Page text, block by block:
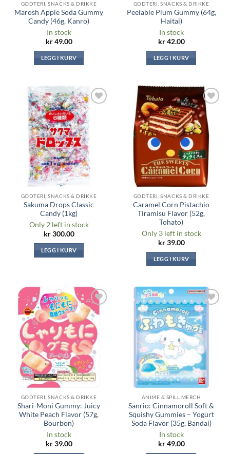
GODTERI, SNACKS & DRIKKE
Marosh Apple Soda Gummy
Candy (46g, Kanro)
In stock
kr49.00
LEGG I KURV
GODTERI, SNACKS & DRIKKE
Peelable Plum Gummy (64g,
Haitai)
In stock
kr42.00
LEGG I KURV
Legg til i
ønskeliste
GODTERI, SNACKS & DRIKKE
Sakuma Drops Classic
Candy (1kg)
Only 2 left in stock
kr300.00
LEGG I KURV
Legg til i
ønskeliste
GODTERI, SNACKS & DRIKKE
Caramel Corn Pistachio
Tiramisu Flavor (52g,
Tohato)
Only 3 left in stock
kr39.00
LEGG I KURV
Legg til i
ønskeliste
GODTERI, SNACKS & DRIKKE
Shari-Moni Gummy: Juicy
White Peach Flavor (57g,
Bourbon)
In stock
kr39.00
Legg til i
ønskeliste
ANIME & SPILL MERCH
Sanrio: Cinnamoroll Soft &
Squishy Gummies – Yogurt
Soda Flavor (35g, Bandai)
In stock
kr49.00